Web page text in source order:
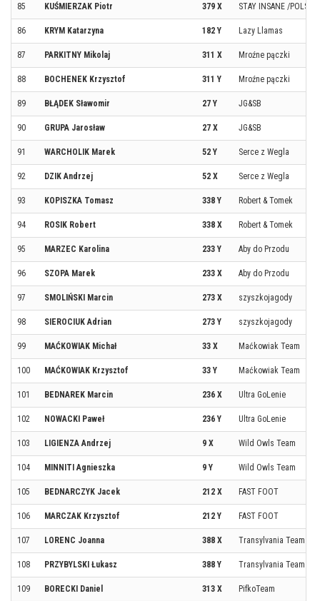
85 KUŚMIERZAK Piotr 379 X STAY INSANE /POLSAT
86 KRYM Katarzyna 182 Y Lazy Llamas
87 PARKITNY Mikolaj 311 X Mroźne pączki
88 BOCHENEK Krzysztof 311 Y Mroźne pączki
89 BŁĄDEK Sławomir 27 Y JG&SB
90 GRUPA Jarosław 27 X JG&SB
91 WARCHOLIK Marek 52 Y Serce z Wegla
92 DZIK Andrzej 52 X Serce z Wegla
93 KOPISZKA Tomasz 338 Y Robert & Tomek
94 ROSIK Robert 338 X Robert & Tomek
95 MARZEC Karolina 233 Y Aby do Przodu
96 SZOPA Marek 233 X Aby do Przodu
97 SMOLIŃSKI Marcin 273 X szyszkojagody
98 SIEROCIUK Adrian 273 Y szyszkojagody
99 MAĆKOWIAK Michał 33 X Maćkowiak Team
100 MAĆKOWIAK Krzysztof 33 Y Maćkowiak Team
101 BEDNAREK Marcin 236 X Ultra GoLenie
102 NOWACKI Paweł 236 Y Ultra GoLenie
103 LIGIENZA Andrzej 9 X Wild Owls Team
104 MINNITI Agnieszka 9 Y Wild Owls Team
105 BEDNARCZYK Jacek 212 X FAST FOOT
106 MARCZAK Krzysztof 212 Y FAST FOOT
107 LORENC Joanna 388 X Transylvania Team
108 PRZYBYLSKI Łukasz 388 Y Transylvania Team
109 BORECKI Daniel 313 X PifkoTeam